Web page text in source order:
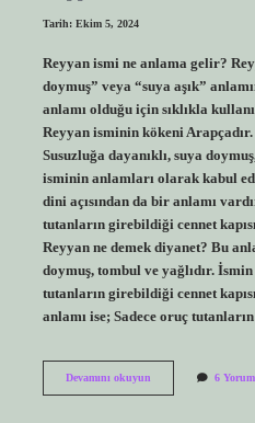
Tarih: Ekim 5, 2024
Reyyan ismi ne anlama gelir?
doymuş” veya “suya aşık”
anlamı olduğu için sıklıkla
Reyyan isminin kökeni
Susuzluğa dayanıklı, suya
isminin anlamları olarak kabul
dini açısından da bir anlamı
tutanların girebildiği cennet
Reyyan ne demek diyanet? Bu
doymuş, tombul ve yağlıdır.
tutanların girebildiği cennet
anlamı ise; Sadece oruç
Devamını okuyunReyyan
6 Yorum